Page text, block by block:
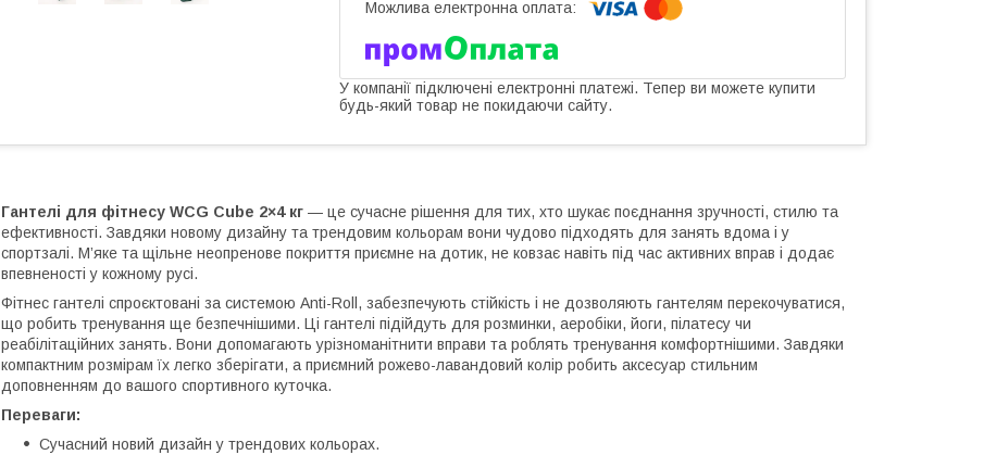
У компанії підключені електронні платежі. Тепер ви можете купити
будь-який товар не покидаючи сайту.
Гантелі для фітнесу WCG Cube 2×4 кг — це сучасне рішення для тих, хто шукає поєднання зручності, стилю та
ефективності. Завдяки новому дизайну та трендовим кольорам вони чудово підходять для занять вдома і у
спортзалі. М’яке та щільне неопренове покриття приємне на дотик, не ковзає навіть під час активних вправ і додає
впевненості у кожному русі.
Фітнес гантелі спроєктовані за системою Anti-Roll, забезпечують стійкість і не дозволяють гантелям перекочуватися,
що робить тренування ще безпечнішими. Ці гантелі підійдуть для розминки, аеробіки, йоги, пілатесу чи
реабілітаційних занять. Вони допомагають урізноманітнити вправи та роблять тренування комфортнішими. Завдяки
компактним розмірам їх легко зберігати, а приємний рожево-лавандовий колір робить аксесуар стильним
доповненням до вашого спортивного куточка.
Переваги:
Сучасний новий дизайн у трендових кольорах.